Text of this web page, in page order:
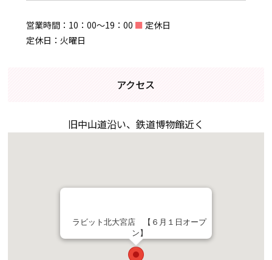
営業時間：10：00～19：00 ■ 定休日
定休日：火曜日
アクセス
旧中山道沿い、鉄道博物館近く
ラビット北大宮店 【６月１日オープ
ン】